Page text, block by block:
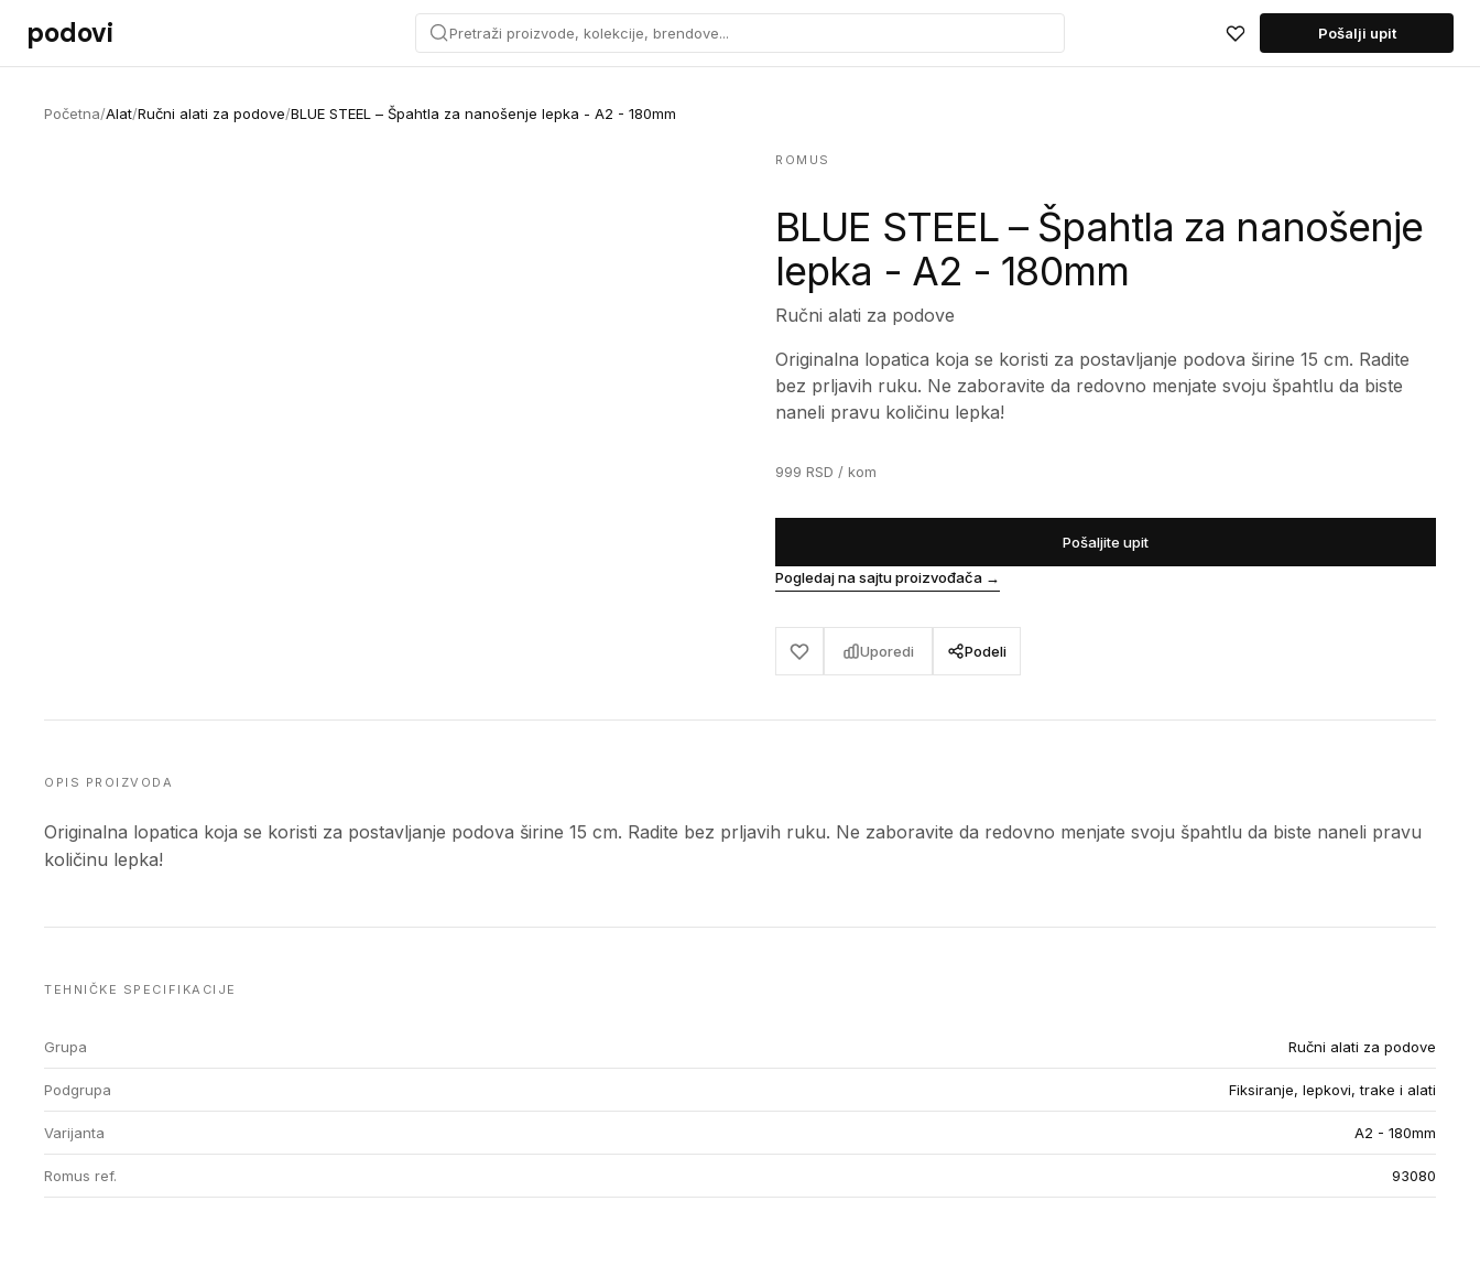
Preskoči na sadržaj
podovi Pretraži proizvode, kolekcije, brendove... Pošalji upit
Početna/Alat/Ručni alati za podove/BLUE STEEL – Špahtla za nanošenje lepka - A2 - 180mm
ROMUS
BLUE STEEL – Špahtla za nanošenje
lepka - A2 - 180mm
Ručni alati za podove
Originalna lopatica koja se koristi za postavljanje podova širine 15 cm. Radite
bez prljavih ruku. Ne zaboravite da redovno menjate svoju špahtlu da biste
naneli pravu količinu lepka!
999 RSD / kom
Pošaljite upit
Pogledaj na sajtu proizvođača →
Uporedi Podeli
OPIS PROIZVODA
Originalna lopatica koja se koristi za postavljanje podova širine 15 cm. Radite bez prljavih ruku. Ne zaboravite da redovno menjate svoju špahtlu da biste naneli pravu
količinu lepka!
TEHNIČKE SPECIFIKACIJE
Grupa Ručni alati za podove
Podgrupa Fiksiranje, lepkovi, trake i alati
Varijanta A2 - 180mm
Romus ref. 93080